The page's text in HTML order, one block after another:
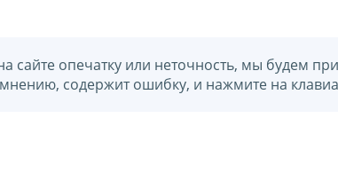
сайте опечатку или неточность, мы будем
содержит ошибку, и нажмите на